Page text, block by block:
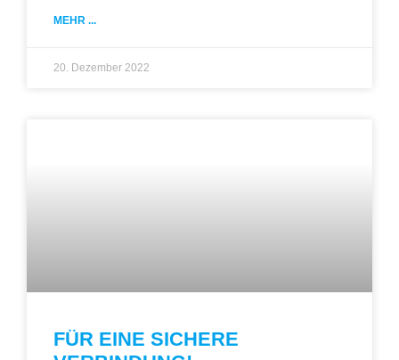
MEHR ...
20. Dezember 2022
FÜR EINE SICHERE